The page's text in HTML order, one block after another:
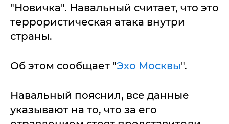
"Новичка". Навальный считает, что это
террористическая атака внутри
страны.
Об этом сообщает "Эхо Москвы".
Навальный пояснил, все данные
указывают на то, что за его